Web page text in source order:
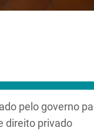
pelo governo
direito privado